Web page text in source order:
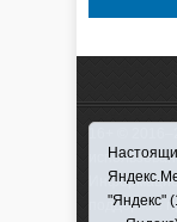
поддержке
"Яндекс"